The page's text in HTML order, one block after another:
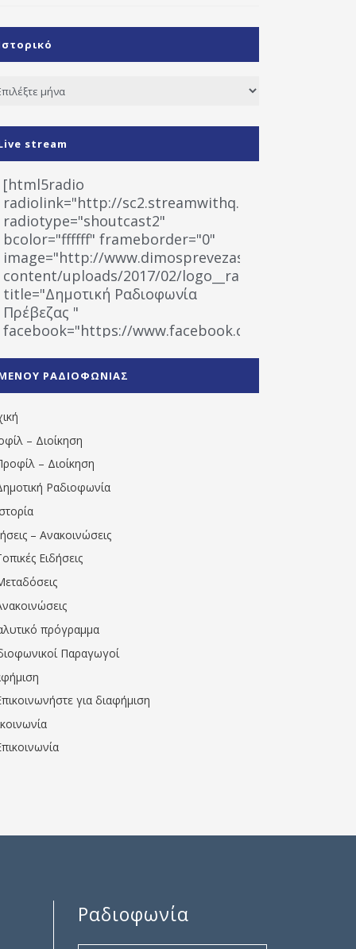
stream
[html5radio
radiolink="http://sc2.streamwithq.com:8028/
radiotype="shoutcast2"
bcolor="ffffff" frameborder="0"
image="http://www.dimosprevezas.gr/wp-
content/uploads/2017/02/logo__radiofonias.jpg"
title="Δημοτική Ραδιοφωνία
Πρέβεζας "
facebook="https://www.facebook.com/
1531194763766854/" artist="" ]
ΡΑΔΙΟΦΩΝΙΑΣ
– Διοίκηση
– Διοίκηση
Ραδιοφωνία
– Ανακοινώσεις
Ειδήσεις
πρόγραμμα
Παραγωγοί
για διαφήμιση
Ραδιοφωνία